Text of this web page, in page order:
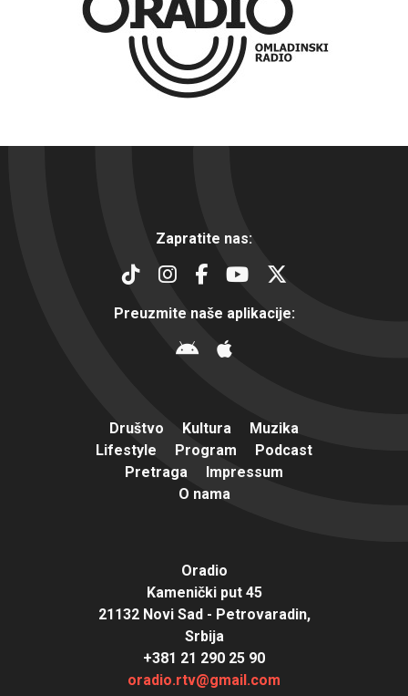
Zapratite nas:
Preuzmite naše aplikacije:
Društvo Kultura
Muzika
Lifestyle
Program
Podcast
Pretraga
Impressum
O nama
Oradio
Kamenički put 45
21132 Novi Sad - Petrovaradin,
Srbija
+381 21 290 25 90
oradio.rtv@gmail.com